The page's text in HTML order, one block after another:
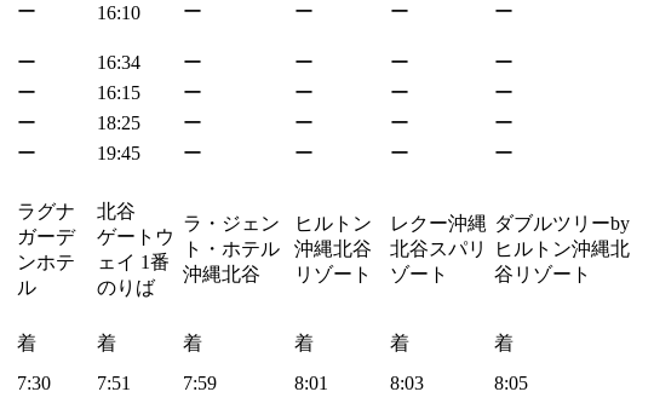
ー 16:10 ー ー ー ー
ー 16:34 ー ー ー
ー
ー 16:15 ー ー ー
ー
ー 18:25 ー ー ー
ー
ー 19:45 ー ー ー ー
ラグナ
ガーデ
ンホテ
ル
北谷
ゲートウ
ェイ 1番
のりば
ラ・ジェン
ト・ホテル
沖縄北谷
ヒルトン
沖縄北谷
リゾート
レクー沖縄
北谷スパリ
ゾート
ダブルツリーby
ヒルトン沖縄北
谷リゾート
着 着 着 着 着
着
7:30 7:51 7:59 8:01 8:03
8:05